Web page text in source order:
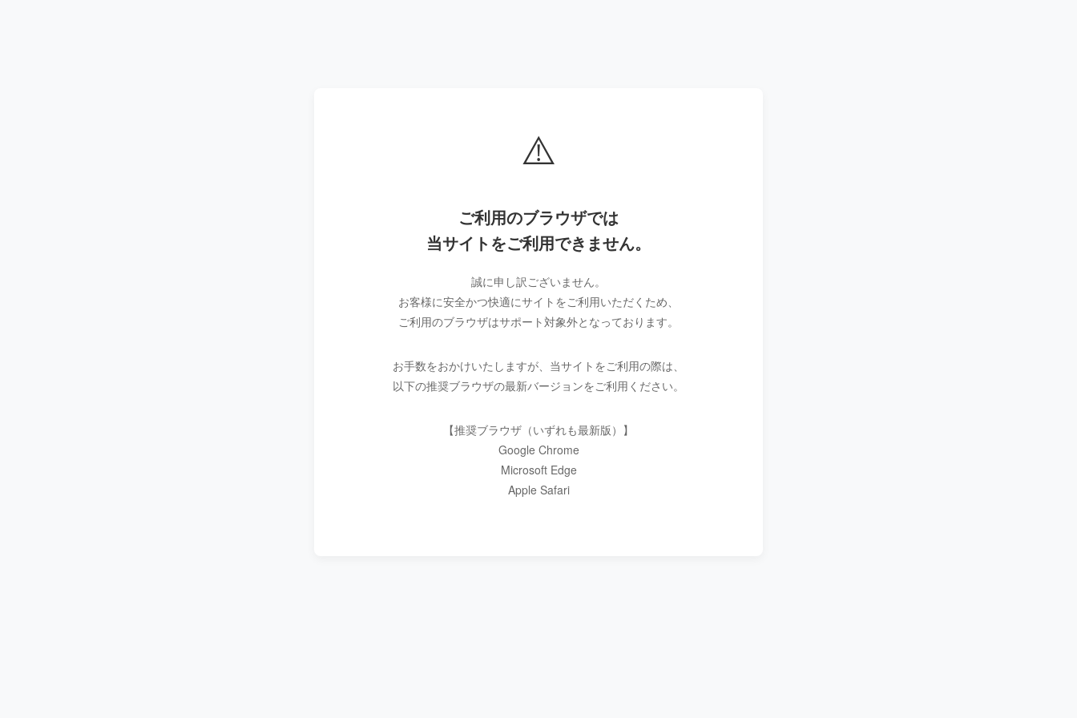
⚠️
ご利用のブラウザでは
当サイトをご利用できません。
誠に申し訳ございません。
お客様に安全かつ快適にサイトをご利用いただくため、
ご利用のブラウザはサポート対象外となっております。
お手数をおかけいたしますが、当サイトをご利用の際は、
以下の推奨ブラウザの最新バージョンをご利用ください。
【推奨ブラウザ（いずれも最新版）】
Google Chrome
Microsoft Edge
Apple Safari